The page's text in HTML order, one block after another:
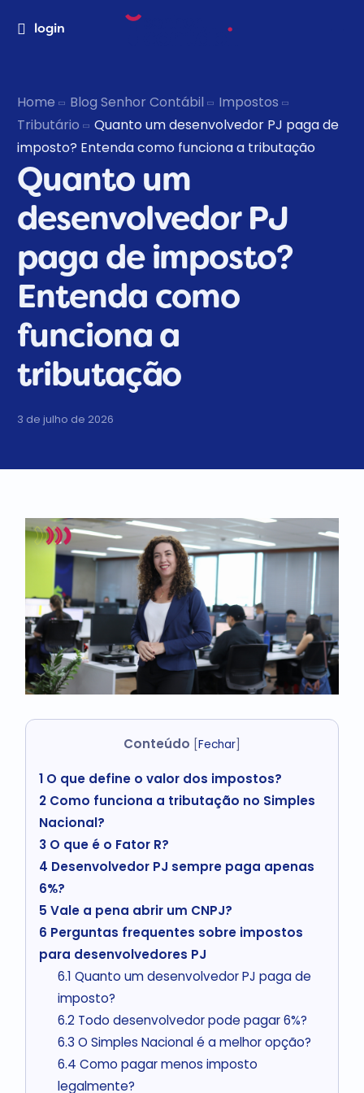
login
Home Blog Senhor Contábil
Impostos
Tributário
Quanto um desenvolvedor PJ paga de
imposto? Entenda como funciona a tributação
Quanto um
desenvolvedor PJ
paga de imposto?
Entenda como
funciona a
tributação
3 de julho de 2026
Conteúdo Fechar]
1O que define o valor dos impostos?
2Como funciona a tributação no Simples
Nacional?
3O que é o Fator R?
4 Desenvolvedor PJ sempre paga apenas
6%?
5 Vale a pena abrir um CNPJ?
6 Perguntas frequentes sobre impostos
para desenvolvedores PJ
6.1 Quanto um desenvolvedor PJ paga de
imposto?
6.2Todo desenvolvedor pode pagar 6%?
6.3 O Simples Nacional é a melhor opção?
6.4 Como pagar menos imposto
legalmente?